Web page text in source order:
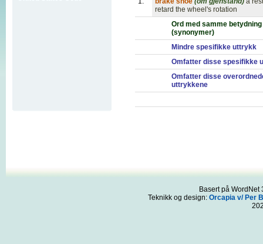
retard the wheel's rotation
Ord med samme betydning
(synonymer)
Mindre spesifikke uttrykk
Omfatter disse spesifikke
Omfatter disse
uttrykkene
Basert på
Teknikk og design: Orcapia v/ Per